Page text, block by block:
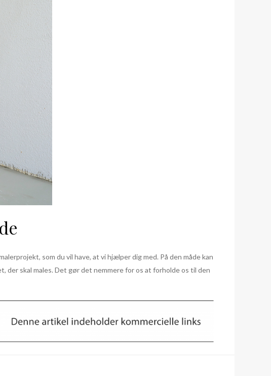
som du vil have, at vi hjælper dig med. På den måde kan
der skal males. Det gør det nemmere for os at forholde os til den